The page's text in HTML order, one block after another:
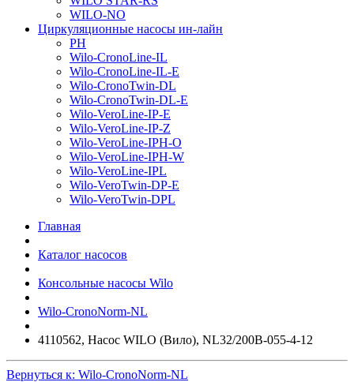
WILO-NO
Циркуляционные насосы ин-лайн
PH
Wilo-CronoLine-IL
Wilo-CronoLine-IL-E
Wilo-CronoTwin-DL
Wilo-CronoTwin-DL-E
Wilo-VeroLine-IP-E
Wilo-VeroLine-IP-Z
Wilo-VeroLine-IPH-O
Wilo-VeroLine-IPH-W
Wilo-VeroLine-IPL
Wilo-VeroTwin-DP-E
Wilo-VeroTwin-DPL
Главная
Каталог насосов
Консольные насосы Wilo
Wilo-CronoNorm-NL
4110562, Насос WILO (Вило), NL32/200B-055-4-12
Вернуться к: Wilo-CronoNorm-NL